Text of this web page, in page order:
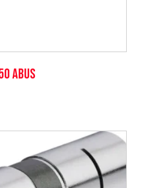
ABUS